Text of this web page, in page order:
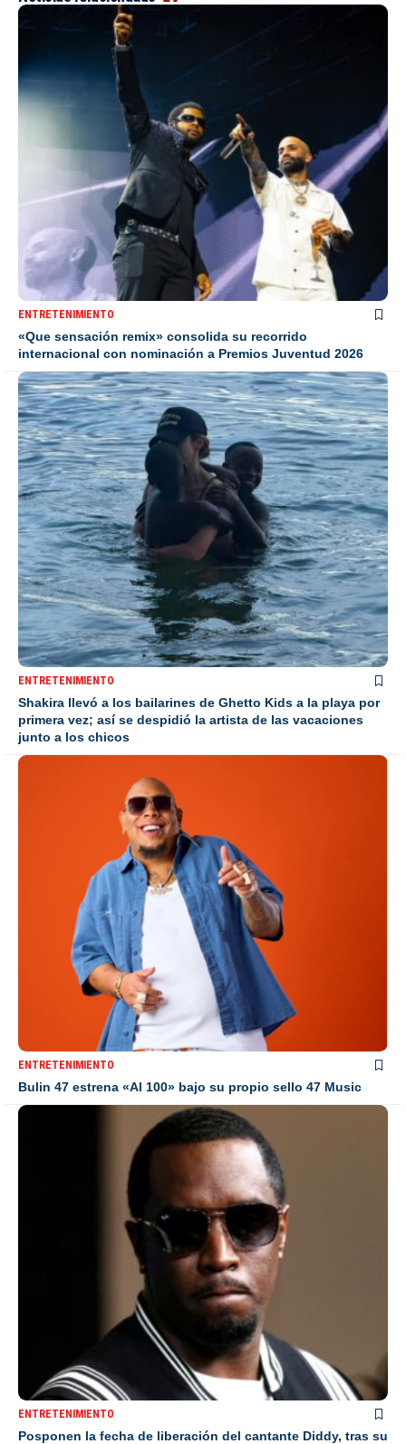
ENTRETENIMIENTO
«Que sensación remix» consolida su recorrido
internacional con nominación a Premios Juventud 2026
ENTRETENIMIENTO
Shakira llevó a los bailarines de Ghetto Kids a la playa por
primera vez; así se despidió la artista de las vacaciones
junto a los chicos
ENTRETENIMIENTO
Bulin 47 estrena «Al 100» bajo su propio sello 47 Music
ENTRETENIMIENTO
Posponen la fecha de liberación del cantante Diddy, tras su